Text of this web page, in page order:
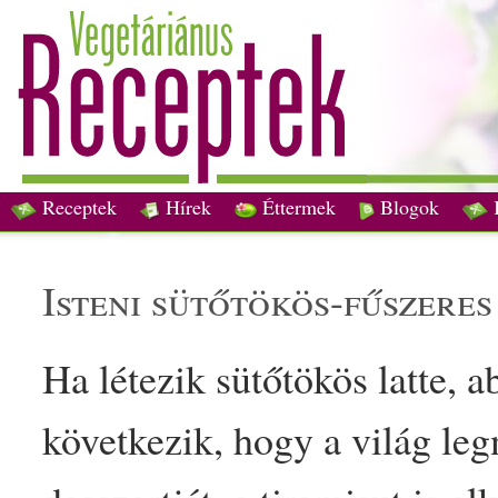
Receptek Hírek Éttermek Blogok
isteni sütőtökös-fűszer
Ha létezik sütőtökös latte,
következik, hogy a világ